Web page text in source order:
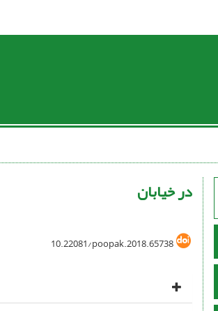
در خیابان
10.22081/poopak.2018.65738